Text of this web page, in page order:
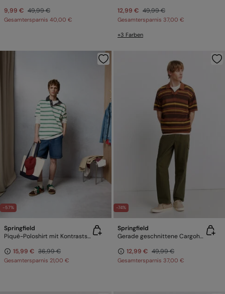
9,99 € 49,99 €
Gesamtersparnis 40,00 €
12,99 € 49,99 €
Gesamtersparnis 37,00 €
+3 Farben
-57%
Springfield
Piqué-Poloshirt mit Kontraststreifen im Regular Fit
15,99 € 36,99 €
Gesamtersparnis 21,00 €
-74%
Springfield
Gerade geschnittene Cargohose
12,99 € 49,99 €
Gesamtersparnis 37,00 €